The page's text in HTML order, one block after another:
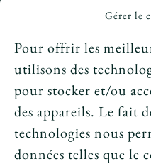
Gérer le
Pour offrir les
utilisons des
pour stocker et/ou
des appareils. Le fait
technologies nous
données telles que le
Crédits et mentions
Le tarot peut-il
amoureuse ?